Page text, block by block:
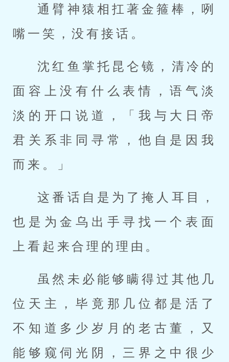
通臂神猿相扛著金箍棒，咧
嘴一笑，没有接话。
沈红鱼掌托昆仑镜，清冷的
面容上没有什么表情，语气淡
淡的开口说道，「我与大日帝
君关系非同寻常，他自是因我
而来。」
这番话自是为了掩人耳目，
也是为金乌出手寻找一个表面
上看起来合理的理由。
虽然未必能够瞒得过其他几
位天主，毕竟那几位都是活了
不知道多少岁月的老古董，又
能够窥伺光阴，三界之中很少